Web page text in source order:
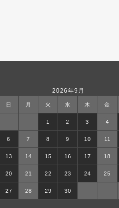
2026年9月
日 月 火 水 木 金
1 2 3 4
6 7 8 9 10 11
13 14 15 16 17 18
20 21 22 23 24 25
27 28 29 30